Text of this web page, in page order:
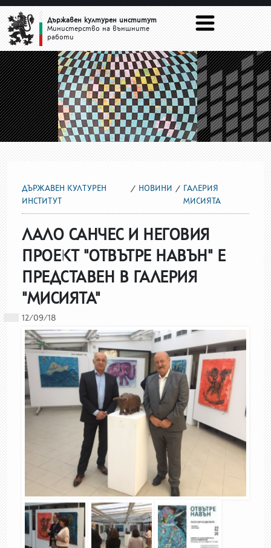
ГАЛЕРИЯ МИСИЯТА
Държавен културен институт
Министерство на външните
работи
ДЪРЖАВЕН КУЛТУРЕН
ИНСТИТУТ
НОВИНИ
ГАЛЕРИЯ
МИСИЯТА
ЛАЛО САНЧЕС И НЕГОВИЯ
ПРОЕКТ "ОТВЪТРЕ НАВЪН" Е
ПРЕДСТАВЕН В ГАЛЕРИЯ
"МИСИЯТА"
12/09/18